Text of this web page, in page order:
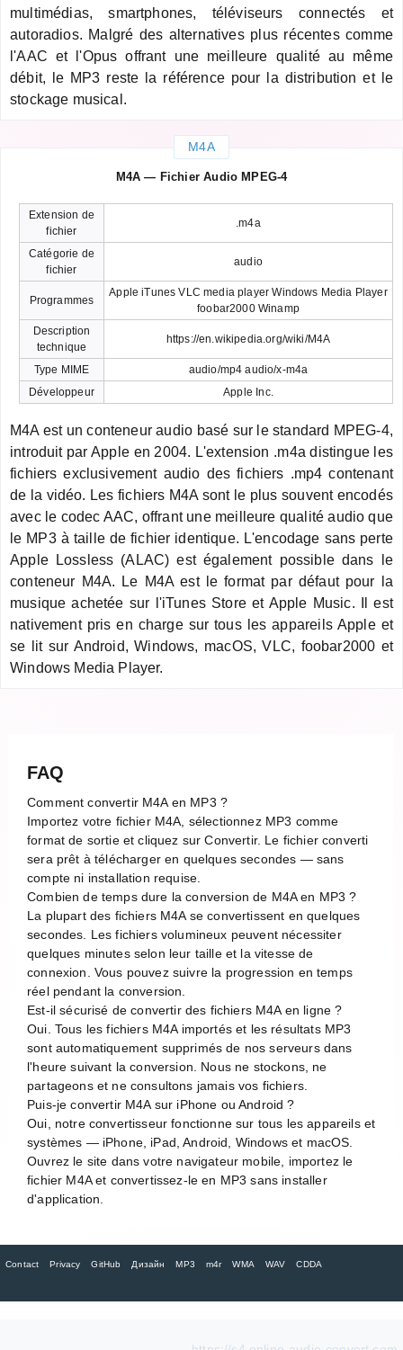
multimédias, smartphones, téléviseurs connectés et
autoradios. Malgré des alternatives plus récentes comme
l'AAC et l'Opus offrant une meilleure qualité au même
débit, le MP3 reste la référence pour la distribution et le
stockage musical.
M4A
M4A — Fichier Audio MPEG-4
Extension de
fichier
.m4a
Catégorie de
fichier
audio
Programmes
Apple iTunes VLC media player Windows Media Player
foobar2000 Winamp
Description
technique
https://en.wikipedia.org/wiki/M4A
Type MIME
audio/mp4 audio/x-m4a
Développeur
Apple Inc.
M4A est un conteneur audio basé sur le standard MPEG-4,
introduit par Apple en 2004. L'extension .m4a distingue les
fichiers exclusivement audio des fichiers .mp4 contenant
de la vidéo. Les fichiers M4A sont le plus souvent encodés
avec le codec AAC, offrant une meilleure qualité audio que
le MP3 à taille de fichier identique. L'encodage sans perte
Apple Lossless (ALAC) est également possible dans le
conteneur M4A. Le M4A est le format par défaut pour la
musique achetée sur l'iTunes Store et Apple Music. Il est
nativement pris en charge sur tous les appareils Apple et
se lit sur Android, Windows, macOS, VLC, foobar2000 et
Windows Media Player.
FAQ
Comment convertir M4A en MP3 ?
Importez votre fichier M4A, sélectionnez MP3 comme
format de sortie et cliquez sur Convertir. Le fichier converti
sera prêt à télécharger en quelques secondes — sans
compte ni installation requise.
Combien de temps dure la conversion de M4A en MP3 ?
La plupart des fichiers M4A se convertissent en quelques
secondes. Les fichiers volumineux peuvent nécessiter
quelques minutes selon leur taille et la vitesse de
connexion. Vous pouvez suivre la progression en temps
réel pendant la conversion.
Est-il sécurisé de convertir des fichiers M4A en ligne ?
Oui. Tous les fichiers M4A importés et les résultats MP3
sont automatiquement supprimés de nos serveurs dans
l'heure suivant la conversion. Nous ne stockons, ne
partageons et ne consultons jamais vos fichiers.
Puis-je convertir M4A sur iPhone ou Android ?
Oui, notre convertisseur fonctionne sur tous les appareils et
systèmes — iPhone, iPad, Android, Windows et macOS.
Ouvrez le site dans votre navigateur mobile, importez le
fichier M4A et convertissez-le en MP3 sans installer
d'application.
Contact Privacy GitHub Дизайн MP3 m4r WMA WAV CDDA